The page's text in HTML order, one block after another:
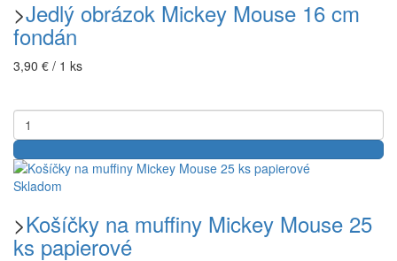
>Jedlý obrázok Mickey Mouse 16 cm
fondán
3,90 € / 1 ks
Skladom
>Košíčky na muffiny Mickey Mouse 25
ks papierové